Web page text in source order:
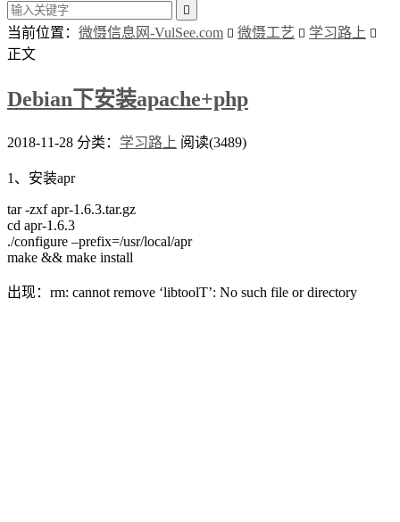

当前位置： 微慑信息网-VulSee.com  微慑工艺  学习路上 
正文
Debian下安装apache+php
2018-11-28 分类： 学习路上 阅读(3489)
1、安装apr
tar -zxf apr-1.6.3.tar.gz
cd apr-1.6.3
./configure –prefix=/usr/local/apr
make && make install
出现：rm: cannot remove ‘libtoolT’: No such file or directory